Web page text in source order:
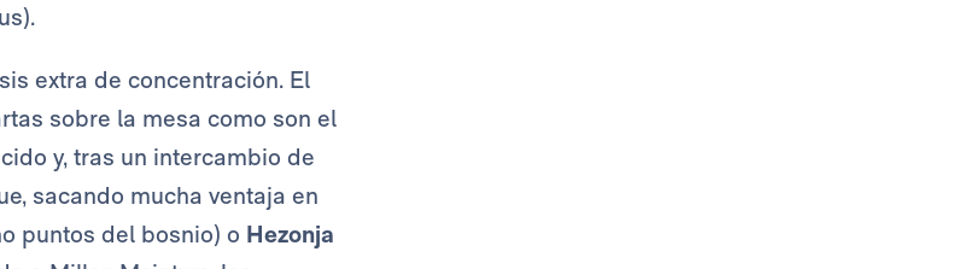
extra de concentración. El
sobre la mesa como son el
y, tras un intercambio de
sacando mucha ventaja en
puntos del bosnio) o Hezonja